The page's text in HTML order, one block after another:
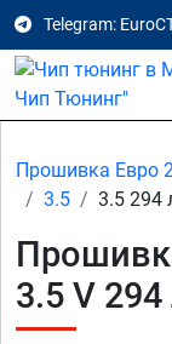
Telegram:
Прошивка Евро
3.5
3.5 294
3.5 V